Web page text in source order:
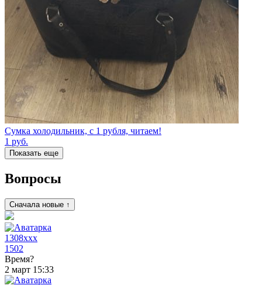
Сумка холодильник, с 1 рубля, читаем!
1 руб.
Показать еще
Вопросы
Сначала новые ↑
1308xxx
1502
Время?
2 март 15:33